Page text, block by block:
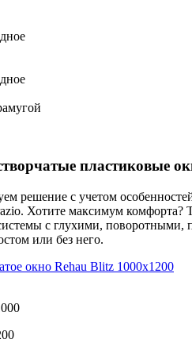
пластиковые
решение с учетом
Хотите максимум комфорта?
с глухими,
или без него.
окно Rehau Blitz 1000x1200